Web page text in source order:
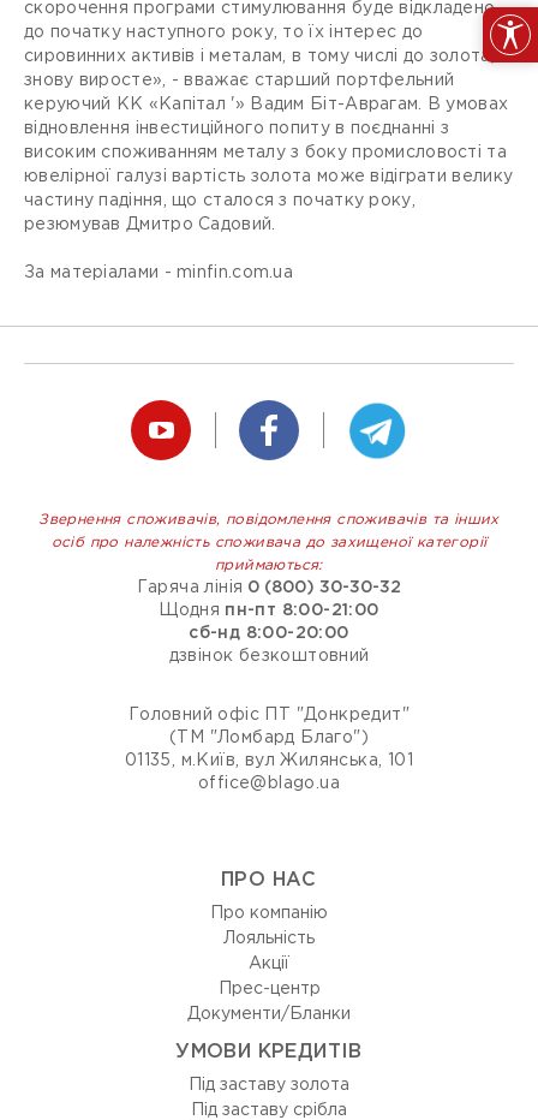
скорочення програми стимулювання буде відкладено
до початку наступного року, то їх інтерес до
сировинних активів і металам, в тому числі до золота,
знову виросте», - вважає старший портфельний
керуючий КК «Капітал '» Вадим Біт-Аврагам. В умовах
відновлення інвестиційного попиту в поєднанні з
високим споживанням металу з боку промисловості та
ювелірної галузі вартість золота може відіграти велику
частину падіння, що сталося з початку року,
резюмував Дмитро Садовий.
За матеріалами - minfin.com.ua
Звернення споживачів, повідомлення споживачів та інших
осіб про належність споживача до захищеної категорії
приймаються:
Гаряча лінія 0 (800) 30-30-32
Щодня
пн-пт 8:00-21:00
сб-нд 8:00-20:00
дзвінок безкоштовний
Головний офіс ПТ "Донкредит"
(ТМ "Ломбард Благо")
01135, м.Київ, вул Жилянська, 101
office@blago.ua
ПРО НАС
Про компанію
Лояльність
Акції
Прес-центр
Документи/Бланки
УМОВИ КРЕДИТІВ
Під заставу золота
Під заставу срібла